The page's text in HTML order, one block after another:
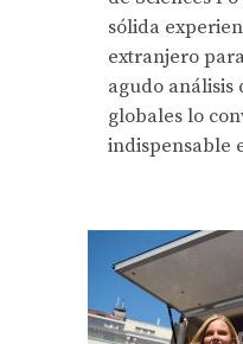
sólida
extranjero
agudo análisis
globales lo
indispensable